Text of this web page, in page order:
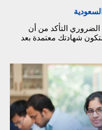
الضروري التأكد من أن
شهادتك معتمدة بعد